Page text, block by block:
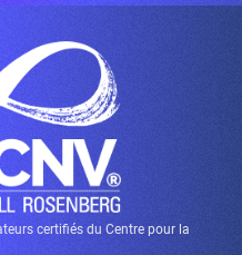
certifiés du Centre pour la